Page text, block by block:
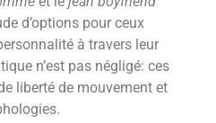
d’options pour ceux
à travers leur
n’est pas négligé: ces
liberté de mouvement et